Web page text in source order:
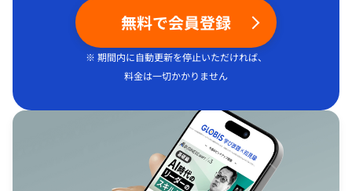
無料で会員登録
※ 期間内に自動更新を停止いただければ、
料金は一切かかりません